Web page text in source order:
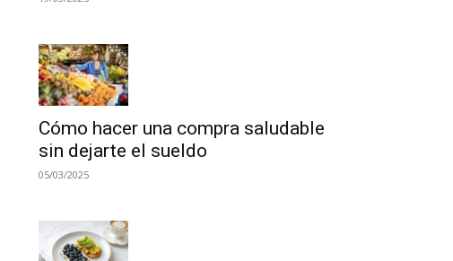
Cómo hacer una compra saludable
sin dejarte el sueldo
05/03/2025